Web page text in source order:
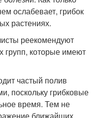
ослабевает, грибок
растениях.
реекомендуют
групп, которые имеют
частый полив
поскольку грибковые
время. Тем не